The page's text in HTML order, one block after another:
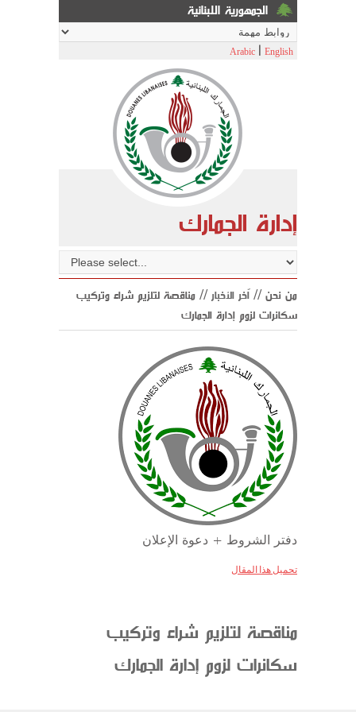
الجمهورية اللبنانية
Arabic English
إدارة الجمارك
من نحن // اّخر الأخبار// مناقصة لتلزيم شراء وتركيب
سكانرات لزوم إدارة الجمارك
دفتر الشروط + دعوة الإعلان
تحميل هذا المقال
مناقصة لتلزيم شراء وتركيب
سكانرات لزوم إدارة الجمارك